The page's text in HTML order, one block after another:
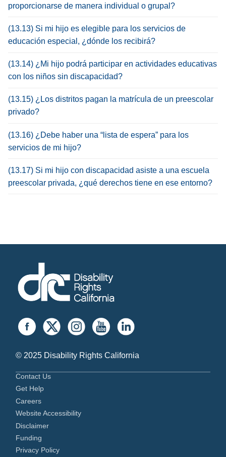
proporcionarse de manera individual o grupal?
(13.13) Si mi hijo es elegible para los servicios de
educación especial, ¿dónde los recibirá?
(13.14) ¿Mi hijo podrá participar en actividades educativas
con los niños sin discapacidad?
(13.15) ¿Los distritos pagan la matrícula de un preescolar
privado?
(13.16) ¿Debe haber una “lista de espera” para los
servicios de mi hijo?
(13.17) Si mi hijo con discapacidad asiste a una escuela
preescolar privada, ¿qué derechos tiene en ese entorno?
© 2025 Disability Rights California
Contact Us
Get Help
Careers
Website Accessibility
Disclaimer
Funding
Privacy Policy